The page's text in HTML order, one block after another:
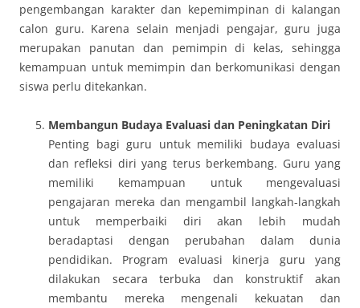
pengembangan karakter dan kepemimpinan di kalangan
calon guru. Karena selain menjadi pengajar, guru juga
merupakan panutan dan pemimpin di kelas, sehingga
kemampuan untuk memimpin dan berkomunikasi dengan
siswa perlu ditekankan.
Membangun Budaya Evaluasi dan Peningkatan Diri
Penting bagi guru untuk memiliki budaya evaluasi
dan refleksi diri yang terus berkembang. Guru yang
memiliki kemampuan untuk mengevaluasi
pengajaran mereka dan mengambil langkah-langkah
untuk memperbaiki diri akan lebih mudah
beradaptasi dengan perubahan dalam dunia
pendidikan. Program evaluasi kinerja guru yang
dilakukan secara terbuka dan konstruktif akan
membantu mereka mengenali kekuatan dan